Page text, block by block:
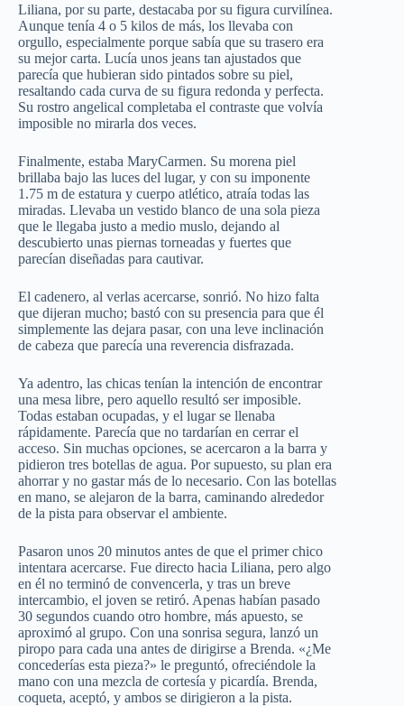
Liliana, por su parte, destacaba por su figura curvilínea.
Aunque tenía 4 o 5 kilos de más, los llevaba con
orgullo, especialmente porque sabía que su trasero era
su mejor carta. Lucía unos jeans tan ajustados que
parecía que hubieran sido pintados sobre su piel,
resaltando cada curva de su figura redonda y perfecta.
Su rostro angelical completaba el contraste que volvía
imposible no mirarla dos veces.
Finalmente, estaba MaryCarmen. Su morena piel
brillaba bajo las luces del lugar, y con su imponente
1.75 m de estatura y cuerpo atlético, atraía todas las
miradas. Llevaba un vestido blanco de una sola pieza
que le llegaba justo a medio muslo, dejando al
descubierto unas piernas torneadas y fuertes que
parecían diseñadas para cautivar.
El cadenero, al verlas acercarse, sonrió. No hizo falta
que dijeran mucho; bastó con su presencia para que él
simplemente las dejara pasar, con una leve inclinación
de cabeza que parecía una reverencia disfrazada.
Ya adentro, las chicas tenían la intención de encontrar
una mesa libre, pero aquello resultó ser imposible.
Todas estaban ocupadas, y el lugar se llenaba
rápidamente. Parecía que no tardarían en cerrar el
acceso. Sin muchas opciones, se acercaron a la barra y
pidieron tres botellas de agua. Por supuesto, su plan era
ahorrar y no gastar más de lo necesario. Con las botellas
en mano, se alejaron de la barra, caminando alrededor
de la pista para observar el ambiente.
Pasaron unos 20 minutos antes de que el primer chico
intentara acercarse. Fue directo hacia Liliana, pero algo
en él no terminó de convencerla, y tras un breve
intercambio, el joven se retiró. Apenas habían pasado
30 segundos cuando otro hombre, más apuesto, se
aproximó al grupo. Con una sonrisa segura, lanzó un
piropo para cada una antes de dirigirse a Brenda. «¿Me
concederías esta pieza?» le preguntó, ofreciéndole la
mano con una mezcla de cortesía y picardía. Brenda,
coqueta, aceptó, y ambos se dirigieron a la pista.